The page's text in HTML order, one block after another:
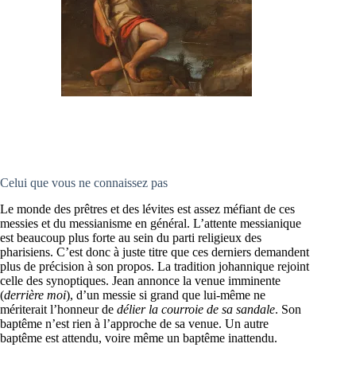
Celui que vous ne connaissez pas
Le monde des prêtres et des lévites est assez méfiant de ces
messies et du messianisme en général. L’attente messianique
est beaucoup plus forte au sein du parti religieux des
pharisiens. C’est donc à juste titre que ces derniers demandent
plus de précision à son propos. La tradition johannique rejoint
celle des synoptiques. Jean annonce la venue imminente
(derrière moi), d’un messie si grand que lui-même ne
mériterait l’honneur de délier la courroie de sa sandale. Son
baptême n’est rien à l’approche de sa venue. Un autre
baptême est attendu, voire même un baptême inattendu.